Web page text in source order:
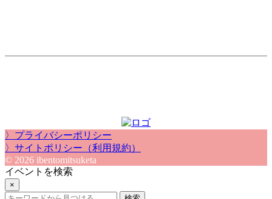
〉プライバシーポリシー
〉サイトポリシー（利用規約）
© 2026 ibentomitsuketa
イベントを検索
×